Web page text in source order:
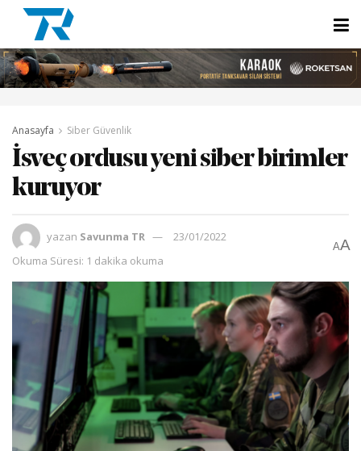
Anasayfa Siber Güvenlik
İsveç ordusu yeni siber birimler
kuruyor
yazan Savunma TR
23/01/2022
Okuma Süresi: 1 dakika okuma
AA